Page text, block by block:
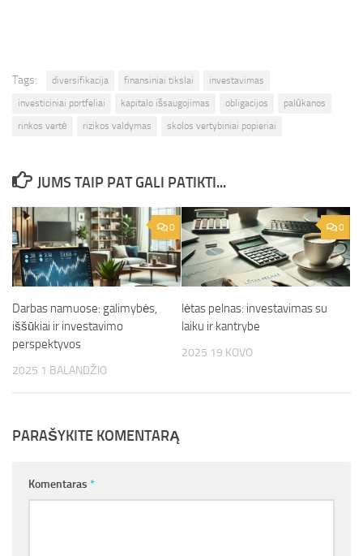
Tags: diversifikacija finansiniai tikslai
investavimas
investiciniai portfeliai
kapitalo išsaugojimas obligacijos
palūkanos
rinkos vertė
rizikos valdymas skolos vertybiniai popieriai
JUMS TAIP PAT GALI PATIKTI...
0
Darbas namuose: galimybės,
iššūkiai ir investavimo
perspektyvos
2025 1 BALANDŽIO
0
lėtas pelnas: investavimas su
laiku ir kantrybe
2025 19 KOVO
PARAŠYKITE KOMENTARĄ
Komentaras *